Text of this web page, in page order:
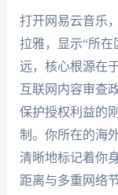
打开网易云音乐
拉雅，显示“所
远，核心根源在
互联网内容审查
保护授权利益的
制。你所在的海
清晰地标记着你
距离与多重网络